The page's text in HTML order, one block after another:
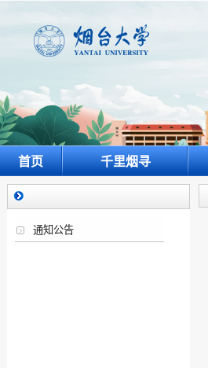
首页 千里烟寻
通知公告